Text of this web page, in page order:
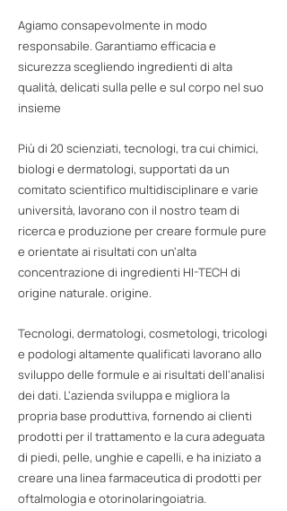
Agiamo consapevolmente in modo
responsabile. Garantiamo efficacia e
sicurezza scegliendo ingredienti di alta
qualità, delicati sulla pelle e sul corpo nel suo
insieme
Più di 20 scienziati, tecnologi, tra cui chimici,
biologi e dermatologi, supportati da un
comitato scientifico multidisciplinare e varie
università, lavorano con il nostro team di
ricerca e produzione per creare formule pure
e orientate ai risultati con un'alta
concentrazione di ingredienti HI-TECH di
origine naturale. origine.
Tecnologi, dermatologi, cosmetologi, tricologi
e podologi altamente qualificati lavorano allo
sviluppo delle formule e ai risultati dell'analisi
dei dati. L'azienda sviluppa e migliora la
propria base produttiva, fornendo ai clienti
prodotti per il trattamento e la cura adeguata
di piedi, pelle, unghie e capelli, e ha iniziato a
creare una linea farmaceutica di prodotti per
oftalmologia e otorinolaringoiatria.